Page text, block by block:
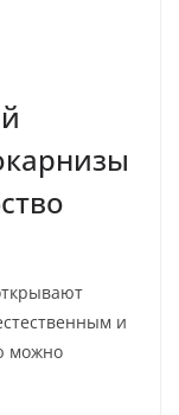
и
можно